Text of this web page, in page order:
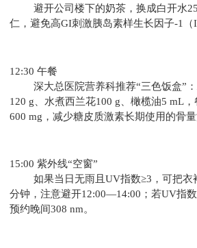
避开公司楼下的奶茶，换成白开水
仁，避免高GI刺激胰岛素样生长因子-1（
12:30 午餐
深大总医院营养科推荐“三色饭盒”
120 g、水煮西兰花100 g、橄榄油5 mL
600 mg，减少糖皮质激素长期使用的骨量
15:00 紫外线“空窗”
如果当日无雨且UV指数≥3，可把衣
分钟，注意避开12:00—14:00；若UV指
预约晚间308 nm。